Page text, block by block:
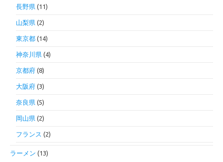
長野県 (11)
山梨県 (2)
東京都 (14)
神奈川県 (4)
京都府 (8)
大阪府 (3)
奈良県 (5)
岡山県 (2)
フランス (2)
ラーメン (13)